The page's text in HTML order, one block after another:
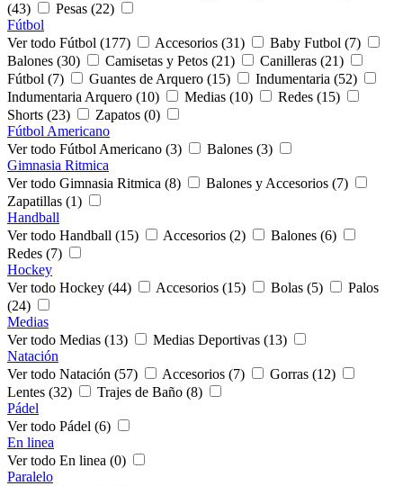
(43)
Pesas (22)
Fútbol
Ver todo Fútbol (177)
Accesorios (31)
Baby Futbol (7)
Balones (30)
Camisetas y Petos (21)
Canilleras (21)
Fútbol (7)
Guantes de Arquero (15)
Indumentaria (52)
Indumentaria Arquero (10)
Medias (10)
Redes (15)
Shorts (23)
Zapatos (0)
Fútbol Americano
Ver todo Fútbol Americano (3)
Balones (3)
Gimnasia Ritmica
Ver todo Gimnasia Ritmica (8)
Balones y Accesorios (7)
Zapatillas (1)
Handball
Ver todo Handball (15)
Accesorios (2)
Balones (6)
Redes (7)
Hockey
Ver todo Hockey (44)
Accesorios (15) Bolas (5)
Palos
(24)
Medias
Ver todo Medias (13)
Medias Deportivas (13)
Natación
Ver todo Natación (57)
Accesorios (7)
Gorras (12)
Lentes (32)
Trajes de Baño (8)
Pádel
Ver todo Pádel (6)
En linea
Ver todo En linea (0)
Paralelo